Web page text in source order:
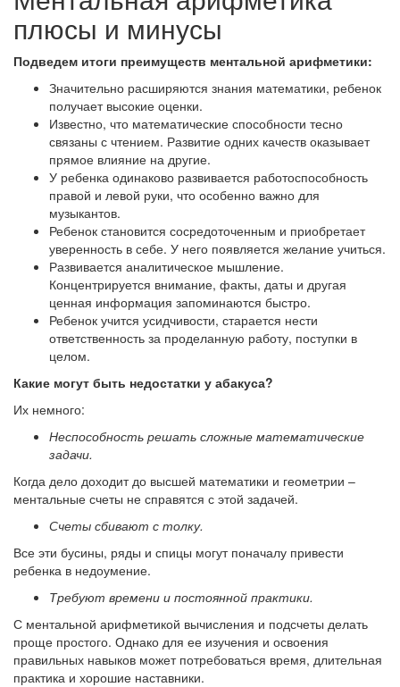
плюсы и минусы
Подведем итоги преимуществ ментальной арифметики:
Значительно расширяются знания математики, ребенок
получает высокие оценки.
Известно, что математические способности тесно
связаны с чтением. Развитие одних качеств оказывает
прямое влияние на другие.
У ребенка одинаково развивается работоспособность
правой и левой руки, что особенно важно для
музыкантов.
Ребенок становится сосредоточенным и приобретает
уверенность в себе. У него появляется желание учиться.
Развивается аналитическое мышление.
Концентрируется внимание, факты, даты и другая
ценная информация запоминаются быстро.
Ребенок учится усидчивости, старается нести
ответственность за проделанную работу, поступки в
целом.
Какие могут быть недостатки у абакуса?
Их немного:
Неспособность решать сложные математические
задачи.
Когда дело доходит до высшей математики и геометрии –
ментальные счеты не справятся с этой задачей.
Счеты сбивают с толку.
Все эти бусины, ряды и спицы могут поначалу привести
ребенка в недоумение.
Требуют времени и постоянной практики.
С ментальной арифметикой вычисления и подсчеты делать
проще простого. Однако для ее изучения и освоения
правильных навыков может потребоваться время, длительная
практика и хорошие наставники.